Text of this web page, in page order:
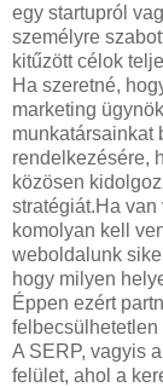
egy startupról
személyre
kitűzött célok
Ha szeretné,
marketing
munkatársainkat
rendelkezésére,
közösen
stratégiát.Ha
komolyan kell
weboldalunk
hogy milyen
Éppen ezért
A SERP, vagyis
felület, ahol a